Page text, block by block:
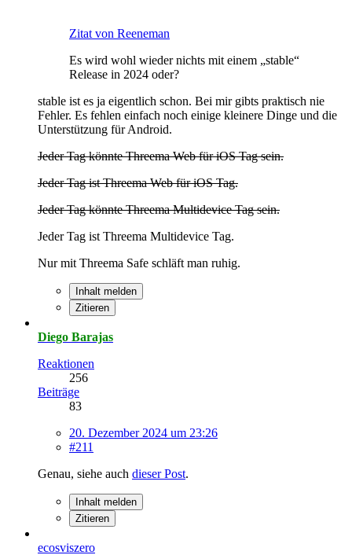
Zitat von Reeneman
Es wird wohl wieder nichts mit einem „stable“
Release in 2024 oder?
stable ist es ja eigentlich schon. Bei mir gibts praktisch nie
Fehler. Es fehlen einfach noch einige kleinere Dinge und die
Unterstützung für Android.
Jeder Tag könnte Threema Web für iOS Tag sein.
Jeder Tag ist Threema Web für iOS Tag.
Jeder Tag könnte Threema Multidevice Tag sein.
Jeder Tag ist Threema Multidevice Tag.
Nur mit Threema Safe schläft man ruhig.
Inhalt melden
Zitieren
Diego Barajas
Reaktionen
256
Beiträge
83
20. Dezember 2024 um 23:26
#211
Genau, siehe auch dieser Post.
Inhalt melden
Zitieren
ecosviszero